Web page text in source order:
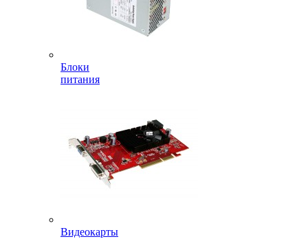
Блоки
питания
Видеокарты